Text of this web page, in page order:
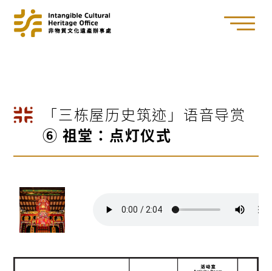
「三栋屋历史筑迹」语音导赏
⑥ 祖堂：点灯仪式